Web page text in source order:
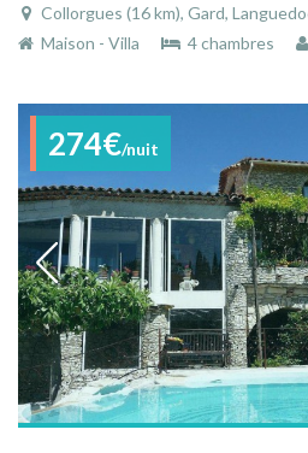
Collorgues (16 km), Gard,
Maison - Villa
4 chambres
274€/nuit